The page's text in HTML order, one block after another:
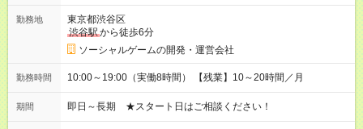
勤務地
東京都渋谷区
渋谷駅から徒歩6分
ソーシャルゲームの開発・運営会社
勤務時間 10:00～19:00（実働8時間） 【残業】10～20時間／月
期間 即日～長期 ★スタート日はご相談ください！